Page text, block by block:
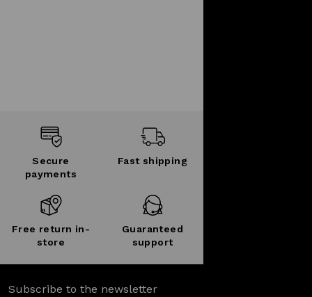
Secure
payments
Fast shipping
Free return in-
store
Guaranteed
support
Subscribe to the newsletter